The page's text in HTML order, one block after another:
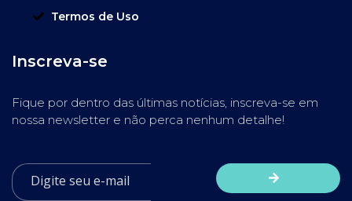
Termos de Uso
Inscreva-se
Fique por dentro das últimas notícias, inscreva-se em
nossa newsletter e não perca nenhum detalhe!